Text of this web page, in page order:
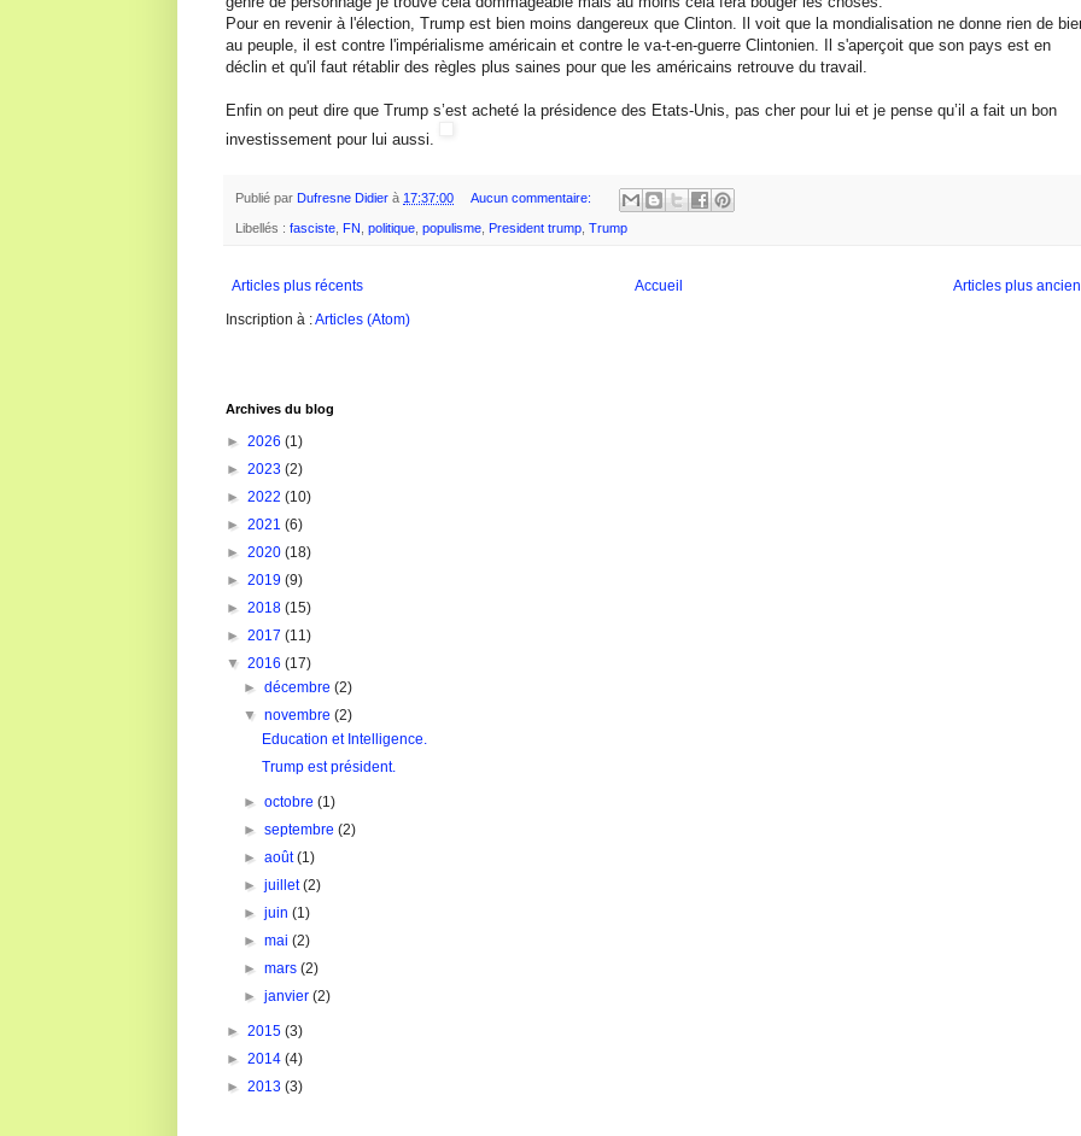
Pour en revenir à l'élection, Trump est bien moins dangereux que Clinton. Il voit que la mondialisation ne donne rien de
au peuple, il est contre l'impérialisme américain et contre le va-t-en-guerre Clintonien. Il s'aperçoit que son pays est en
déclin et qu'il faut rétablir des règles plus saines pour que les américains retrouve du travail.
Enfin on peut dire que Trump s’est acheté la présidence des Etats-Unis, pas cher pour lui et je pense qu’il a fait un bon
investissement pour lui aussi.
Publié par Dufresne Didier à 17:37:00 Aucun commentaire:
Libellés : fasciste FN politique populisme President trump Trump
Articles plus récents Articles plus
Accueil
Inscription à :Articles (Atom)
Archives du blog
► 2026 (1)
► 2023 (2)
► 2022 (10)
► 2021 (6)
► 2020 (18)
► 2019 (9)
► 2018 (15)
► 2017 (11)
▼ 2016 (17)
►décembre(2)
▼novembre(2)
Education et Intelligence.
Trump est président.
►octobre(1)
►septembre(2)
►août(1)
►juillet(2)
►juin(1)
►mai(2)
►mars(2)
►janvier(2)
► 2015 (3)
► 2014 (4)
► 2013 (3)